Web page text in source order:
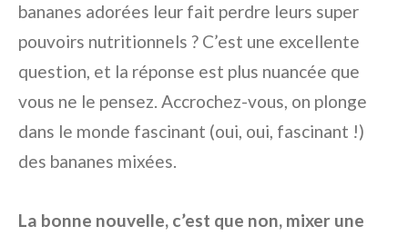
bananes adorées leur fait perdre leurs super
pouvoirs nutritionnels ? C’est une excellente
question, et la réponse est plus nuancée que
vous ne le pensez. Accrochez-vous, on plonge
dans le monde fascinant (oui, oui, fascinant !)
des bananes mixées.
La bonne nouvelle, c’est que non, mixer une